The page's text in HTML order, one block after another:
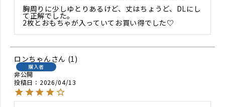
胸周りに少しゆとりあるけど、丈はちょうど、DLにし
て正解でした。
2枚とおもちゃが入っていてお買い得でした♡
ロンちゃん 1
購入者
非公開
投稿日
2026/04/13